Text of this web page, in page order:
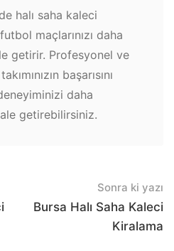
halı saha kaleci
maçlarınızı daha
getirir. Profesyonel ve
başarısını
daha
getirebilirsiniz.
Sonra ki yazı
Bursa Halı Saha Kaleci
Kiralama